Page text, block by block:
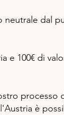
neutrale dal
e 100€ di
processo
è